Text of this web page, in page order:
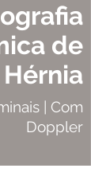
de
Hérnia
| Com
Doppler